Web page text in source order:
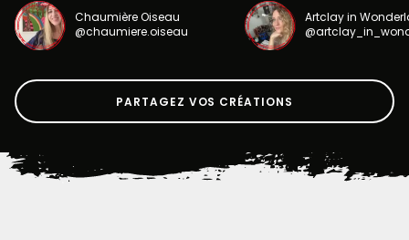
Chaumière Oiseau
@chaumiere.oiseau
Artclay in
PARTAGEZ VOS CRÉATIONS